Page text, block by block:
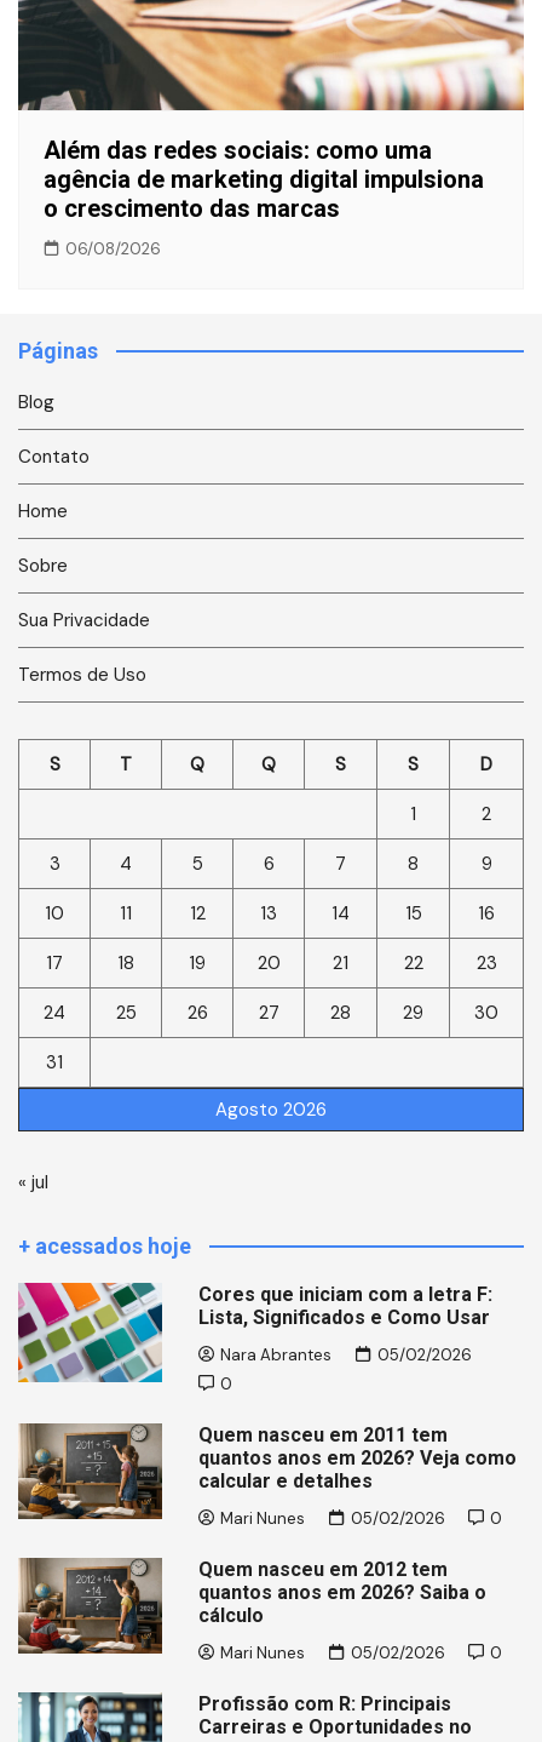
Além das redes sociais: como uma
agência de marketing digital impulsiona
o crescimento das marcas
06/08/2026
Páginas
Blog
Contato
Home
Sobre
Sua Privacidade
Termos de Uso
Agosto 2026
S T Q Q S S D
1 2
3 4 5 6 7 8 9
10 11 12 13 14 15 16
17 18 19 20 21 22 23
24 25 26 27 28 29 30
31
« jul
+ acessados hoje
Cores que iniciam com a letra F:
Lista, Significados e Como Usar
Nara Abrantes
05/02/2026
0
Quem nasceu em 2011 tem
quantos anos em 2026? Veja como
calcular e detalhes
Mari Nunes 05/02/2026 0
Quem nasceu em 2012 tem
quantos anos em 2026? Saiba o
cálculo
Mari Nunes 05/02/2026 0
Profissão com R: Principais
Carreiras e Oportunidades no